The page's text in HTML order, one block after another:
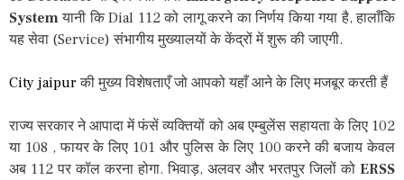
Systemयानी कि Dial 112 को लागू करने का निर्णय किया गया है, हालाँकि
यह सेवा (Service) संभागीय मुख्यालयों के केंद्रों में शुरू की जाएगी.
City jaipurकी मुख्य विशेषताएँ जो आपको यहाँ आने के लिए मजबूर करती हैं
राज्य सरकार ने आपादा में फंसें व्यक्तियों को अब एम्बुलेंस सहायता के लिए 102
या 108 , फायर के लिए 101 और पुलिस के लिए 100 करने की बजाय केवल
अब 112 पर कॉल करना होगा. भिवाड़, अलवर और भरतपुर जिलों को ERSS